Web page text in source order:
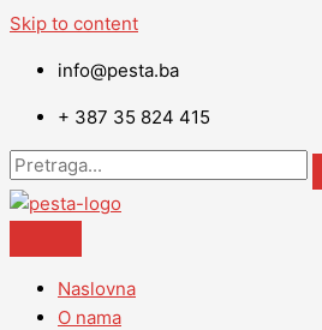
Skip to content
info@pesta.ba
+ 387 35 824 415
Naslovna
O nama